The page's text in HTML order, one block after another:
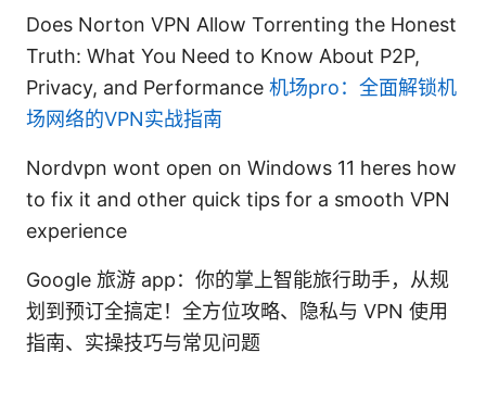
Does Norton VPN Allow Torrenting the Honest
Truth: What You Need to Know About P2P,
Privacy, and Performance 机场pro：全面解锁机
场网络的VPN实战指南
Nordvpn wont open on Windows 11 heres how
to fix it and other quick tips for a smooth VPN
experience
Google 旅游 app：你的掌上智能旅行助手，从规
划到预订全搞定！全方位攻略、隐私与 VPN 使用
指南、实操技巧与常见问题